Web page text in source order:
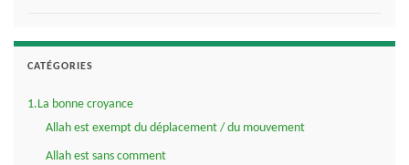
CATÉGORIES
1.La bonne croyance
Allah est exempt du déplacement / du mouvement
Allah est sans comment